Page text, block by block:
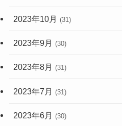
2023年10月 (31)
2023年9月 (30)
2023年8月 (31)
2023年7月 (31)
2023年6月 (30)